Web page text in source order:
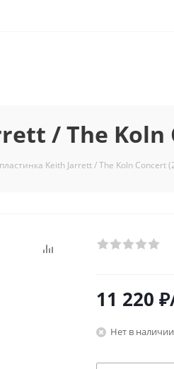
/ The Koln
Keith Jarrett / The Koln Concert
11 220 ₽
Нет в наличии